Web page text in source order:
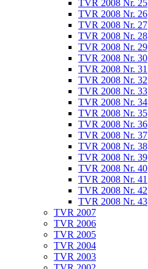
TVR 2008 Nr. 25
TVR 2008 Nr. 26
TVR 2008 Nr. 27
TVR 2008 Nr. 28
TVR 2008 Nr. 29
TVR 2008 Nr. 30
TVR 2008 Nr. 31
TVR 2008 Nr. 32
TVR 2008 Nr. 33
TVR 2008 Nr. 34
TVR 2008 Nr. 35
TVR 2008 Nr. 36
TVR 2008 Nr. 37
TVR 2008 Nr. 38
TVR 2008 Nr. 39
TVR 2008 Nr. 40
TVR 2008 Nr. 41
TVR 2008 Nr. 42
TVR 2008 Nr. 43
TVR 2007
TVR 2006
TVR 2005
TVR 2004
TVR 2003